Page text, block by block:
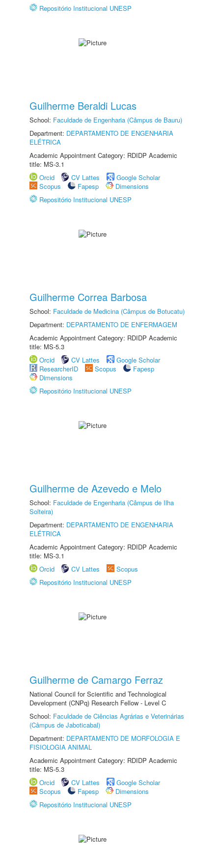
Repositório Institucional UNESP
Guilherme Beraldi Lucas
School: Faculdade de Engenharia (Câmpus de Bauru)
Department: DEPARTAMENTO DE ENGENHARIA
ELÉTRICA
Academic Appointment Category: RDIDP Academic
title: MS-3.1
Orcid
CV Lattes
Google Scholar
Scopus
Fapesp
Dimensions
Repositório Institucional UNESP
Guilherme Correa Barbosa
School: Faculdade de Medicina (Câmpus de Botucatu)
Department: DEPARTAMENTO DE ENFERMAGEM
Academic Appointment Category: RDIDP Academic
title: MS-5.3
Orcid
CV Lattes
Google Scholar
ResearcherID
Scopus
Fapesp
Dimensions
Repositório Institucional UNESP
Guilherme de Azevedo e Melo
School: Faculdade de Engenharia (Câmpus de Ilha
Solteira)
Department: DEPARTAMENTO DE ENGENHARIA
ELÉTRICA
Academic Appointment Category: RDIDP Academic
title: MS-3.1
Orcid
CV Lattes
Scopus
Repositório Institucional UNESP
Guilherme de Camargo Ferraz
National Council for Scientific and Technological
Development (CNPq) Research Fellow - Level C
School: Faculdade de Ciências Agrárias e Veterinárias
(Câmpus de Jaboticabal)
Department: DEPARTAMENTO DE MORFOLOGIA E
FISIOLOGIA ANIMAL
Academic Appointment Category: RDIDP Academic
title: MS-5.3
Orcid
CV Lattes
Google Scholar
Scopus
Fapesp
Dimensions
Repositório Institucional UNESP